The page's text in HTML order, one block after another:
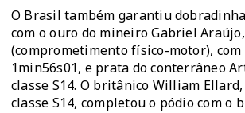
O Brasil também garantiu
com o ouro do mineiro Gabriel
(comprometimento físico-motor), com
1min56s01, e prata do conterrâneo
classe S14. O britânico William
classe S14, completou o pódio com o